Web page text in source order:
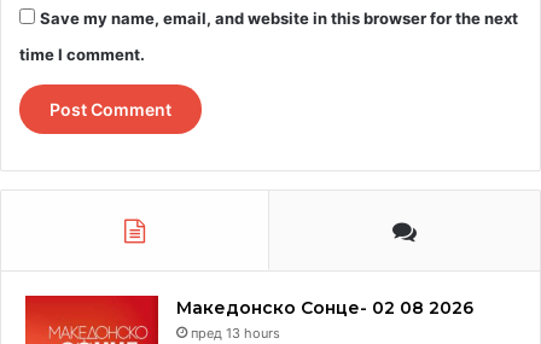
Save my name, email, and website in this browser for the next
time I comment.
Македонско Сонце- 02 08 2026
пред 13 hours